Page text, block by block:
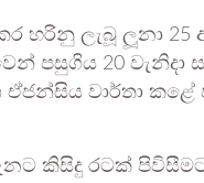
හරිනු ලැබූ ලූනා
පසුගිය 20 වැනිදා
වාර්තා කළේ
කිසිදු රටක්